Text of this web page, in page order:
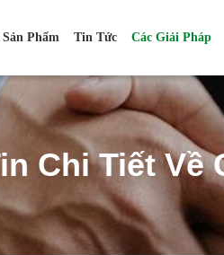
Sản Phẩm Tin Tức Các Giải Pháp
Chi Tiết Về